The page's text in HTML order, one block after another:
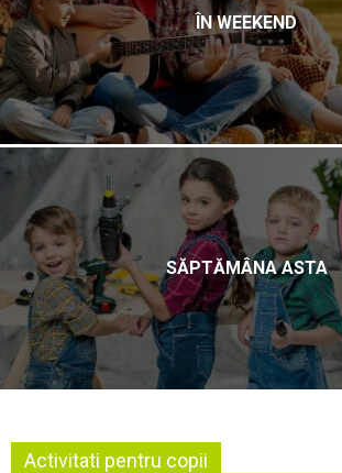
ÎN WEEKEND
SĂPTĂMÂNA ASTA
Activitati pentru copii